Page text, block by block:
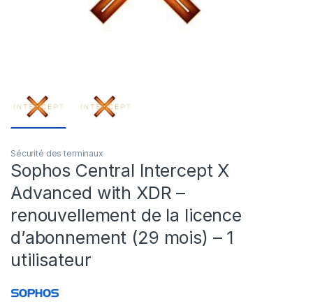
Sécurité des terminaux
Sophos Central Intercept X
Advanced with XDR –
renouvellement de la licence
d’abonnement (29 mois) – 1
utilisateur